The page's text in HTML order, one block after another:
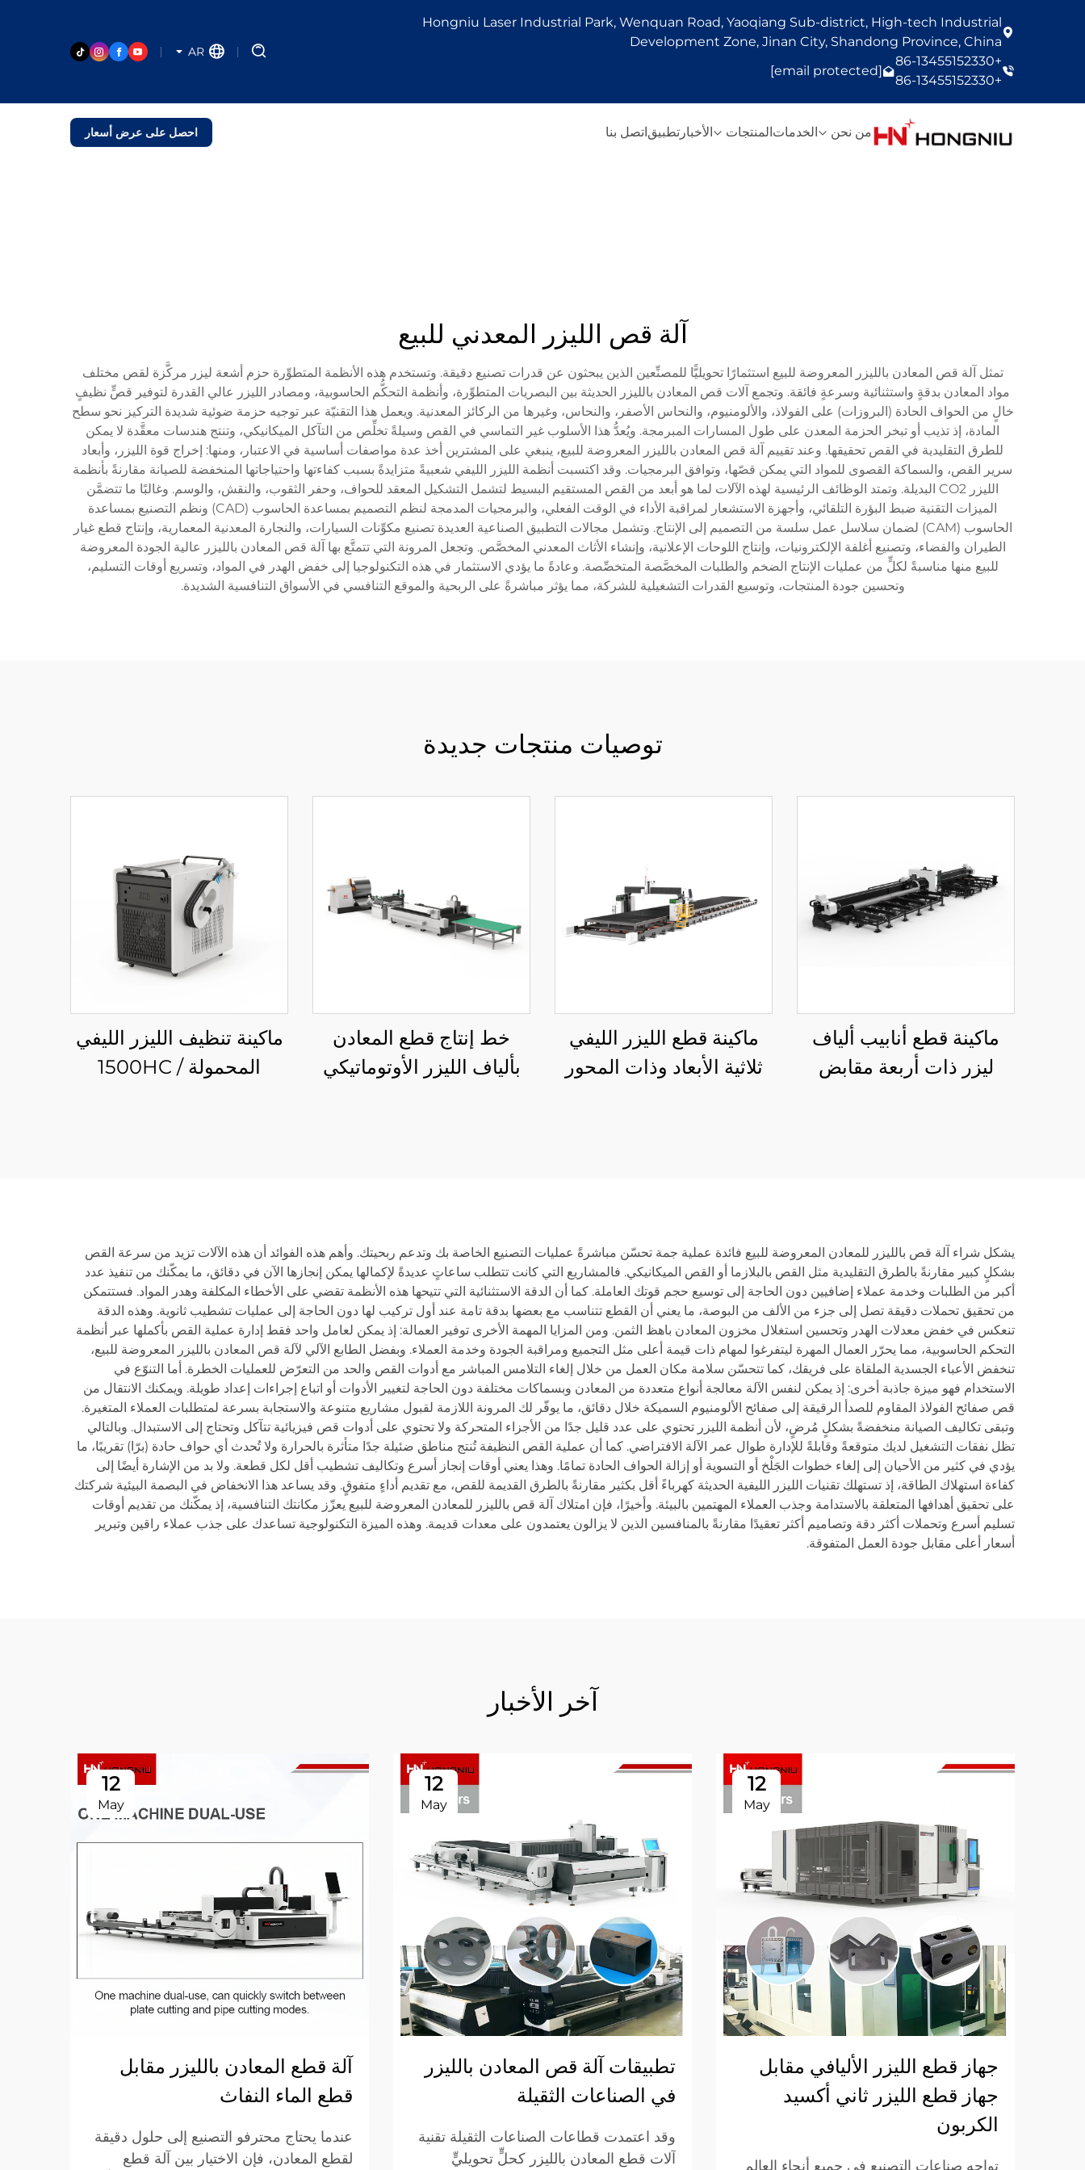
Hongniu Laser Industrial Park, Wenquan Road, Yaoqiang Sub-district, High-tech Industrial
Development Zone, Jinan City, Shandong Province, China
+86-13455152330
+86-13455152330
[email protected]
AR
من نحن الخدماتالمنتجات الأخبار تطبيقاتصل بنا احصل على عرض أسعار
آلة قص الليزر المعدني للبيع
تمثل آلة قص المعادن بالليزر المعروضة للبيع استثمارًا تحويليًّا للمصنِّعين الذين يبحثون عن قدرات تصنيع دقيقة. وتستخدم هذه الأنظمة المتطوِّرة حزم أشعة ليزر مركَّزة لقص مختلف
مواد المعادن بدقةٍ واستثنائية وسرعةٍ فائقة. وتجمع آلات قص المعادن بالليزر الحديثة بين البصريات المتطوِّرة، وأنظمة التحكُّم الحاسوبية، ومصادر الليزر عالي القدرة لتوفير قصٍّ نظيفٍ
خالٍ من الحواف الحادة (البروزات) على الفولاذ، والألومنيوم، والنحاس الأصفر، والنحاس، وغيرها من الركائز المعدنية. ويعمل هذا التقنيّة عبر توجيه حزمة ضوئية شديدة التركيز نحو سطح
المادة، إذ تذيب أو تبخر الحزمة المعدن على طول المسارات المبرمجة. ويُعدُّ هذا الأسلوب غير التماسي في القص وسيلةً تخلِّص من التآكل الميكانيكي، وتنتج هندسات معقَّدة لا يمكن
للطرق التقليدية في القص تحقيقها. وعند تقييم آلة قص المعادن بالليزر المعروضة للبيع، ينبغي على المشترين أخذ عدة مواصفات أساسية في الاعتبار، ومنها: إخراج قوة الليزر، وأبعاد
سرير القص، والسماكة القصوى للمواد التي يمكن قصّها، وتوافق البرمجيات. وقد اكتسبت أنظمة الليزر الليفي شعبيةً متزايدةً بسبب كفاءتها واحتياجاتها المنخفضة للصيانة مقارنةً بأنظمة
الليزر CO2 البديلة. وتمتد الوظائف الرئيسية لهذه الآلات لما هو أبعد من القص المستقيم البسيط لتشمل التشكيل المعقد للحواف، وحفر الثقوب، والنقش، والوسم. وغالبًا ما تتضمَّن
الميزات التقنية ضبط البؤرة التلقائي، وأجهزة الاستشعار لمراقبة الأداء في الوقت الفعلي، والبرمجيات المدمجة لنظم التصميم بمساعدة الحاسوب (CAD) ونظم التصنيع بمساعدة
الحاسوب (CAM) لضمان سلاسل عمل سلسة من التصميم إلى الإنتاج. وتشمل مجالات التطبيق الصناعية العديدة تصنيع مكوِّنات السيارات، والنجارة المعدنية المعمارية، وإنتاج قطع غيار
الطيران والفضاء، وتصنيع أغلفة الإلكترونيات، وإنتاج اللوحات الإعلانية، وإنشاء الأثاث المعدني المخصَّص. وتجعل المرونة التي تتمتَّع بها آلة قص المعادن بالليزر عالية الجودة المعروضة
للبيع منها مناسبةً لكلٍّ من عمليات الإنتاج الضخم والطلبات المخصَّصة المتخصِّصة. وعادةً ما يؤدي الاستثمار في هذه التكنولوجيا إلى خفض الهدر في المواد، وتسريع أوقات التسليم،
وتحسين جودة المنتجات، وتوسيع القدرات التشغيلية للشركة، مما يؤثر مباشرةً على الربحية والموقع التنافسي في الأسواق التنافسية الشديدة.
توصيات منتجات جديدة
ماكينة قطع أنابيب ألياف
ليزر ذات أربعة مقابض
ماكينة قطع الليزر الليفي
ثلاثية الأبعاد وذات المحور
خط إنتاج قطع المعادن
بألياف الليزر الأوتوماتيكي
ماكينة تنظيف الليزر الليفي
المحمولة 1500HC /
يشكل شراء آلة قص بالليزر للمعادن المعروضة للبيع فائدة عملية جمة تحسّن مباشرةً عمليات التصنيع الخاصة بك وتدعم ربحيتك. وأهم هذه الفوائد أن هذه الآلات تزيد من سرعة القص
بشكلٍ كبير مقارنةً بالطرق التقليدية مثل القص بالبلازما أو القص الميكانيكي. فالمشاريع التي كانت تتطلب ساعاتٍ عديدةً لإكمالها يمكن إنجازها الآن في دقائق، ما يمكّنك من تنفيذ عدد
أكبر من الطلبات وخدمة عملاء إضافيين دون الحاجة إلى توسيع حجم قوتك العاملة. كما أن الدقة الاستثنائية التي تتيحها هذه الأنظمة تقضي على الأخطاء المكلفة وهدر المواد. فستتمكن
من تحقيق تحملات دقيقة تصل إلى جزء من الألف من البوصة، ما يعني أن القطع تتناسب مع بعضها بدقة تامة عند أول تركيب لها دون الحاجة إلى عمليات تشطيب ثانوية. وهذه الدقة
تنعكس في خفض معدلات الهدر وتحسين استغلال مخزون المعادن باهظ الثمن. ومن المزايا المهمة الأخرى توفير العمالة: إذ يمكن لعامل واحد فقط إدارة عملية القص بأكملها عبر أنظمة
التحكم الحاسوبية، مما يحرّر العمال المهرة ليتفرغوا لمهام ذات قيمة أعلى مثل التجميع ومراقبة الجودة وخدمة العملاء. وبفضل الطابع الآلي لآلة قص المعادن بالليزر المعروضة للبيع،
تنخفض الأعباء الجسدية الملقاة على فريقك، كما تتحسّن سلامة مكان العمل من خلال إلغاء التلامس المباشر مع أدوات القص والحد من التعرّض للعمليات الخطرة. أما التنوّع في
الاستخدام فهو ميزة جاذبة أخرى: إذ يمكن لنفس الآلة معالجة أنواع متعددة من المعادن وبسماكات مختلفة دون الحاجة لتغيير الأدوات أو اتباع إجراءات إعداد طويلة. ويمكنك الانتقال من
قص صفائح الفولاذ المقاوم للصدأ الرقيقة إلى صفائح الألومنيوم السميكة خلال دقائق، ما يوفّر لك المرونة اللازمة لقبول مشاريع متنوعة والاستجابة بسرعة لمتطلبات العملاء المتغيرة.
وتبقى تكاليف الصيانة منخفضةً بشكلٍ مُرضٍ، لأن أنظمة الليزر تحتوي على عدد قليل جدًا من الأجزاء المتحركة ولا تحتوي على أدوات قص فيزيائية تتآكل وتحتاج إلى الاستبدال. وبالتالي
تظل نفقات التشغيل لديك متوقعةً وقابلةً للإدارة طوال عمر الآلة الافتراضي. كما أن عملية القص النظيفة تُنتج مناطق ضئيلة جدًا متأثرة بالحرارة ولا تُحدث أي حواف حادة (برّا) تقريبًا، ما
يؤدي في كثير من الأحيان إلى إلغاء خطوات الجَلْخ أو التسوية أو إزالة الحواف الحادة تمامًا. وهذا يعني أوقات إنجاز أسرع وتكاليف تشطيب أقل لكل قطعة. ولا بد من الإشارة أيضًا إلى
كفاءة استهلاك الطاقة، إذ تستهلك تقنيات الليزر الليفية الحديثة كهرباءً أقل بكثير مقارنةً بالطرق القديمة للقص، مع تقديم أداءٍ متفوقٍ. وقد يساعد هذا الانخفاض في البصمة البيئية شركتك
على تحقيق أهدافها المتعلقة بالاستدامة وجذب العملاء المهتمين بالبيئة. وأخيرًا، فإن امتلاك آلة قص بالليزر للمعادن المعروضة للبيع يعزّز مكانتك التنافسية، إذ يمكّنك من تقديم أوقات
تسليم أسرع وتحملات أكثر دقة وتصاميم أكثر تعقيدًا مقارنةً بالمنافسين الذين لا يزالون يعتمدون على معدات قديمة. وهذه الميزة التكنولوجية تساعدك على جذب عملاء راقين وتبرير
أسعار أعلى مقابل جودة العمل المتفوقة.
آخر الأخبار
12
May
جهاز قطع الليزر الأليافي مقابل
جهاز قطع الليزر ثاني أكسيد
الكربون
تواجه صناعات التصنيع في جميع أنحاء العالم
12
May
تطبيقات آلة قص المعادن بالليزر
في الصناعات الثقيلة
وقد اعتمدت قطاعات الصناعات الثقيلة تقنية
آلات قطع المعادن بالليزر كحلٍّ تحويليٍّ
12
May
آلة قطع المعادن بالليزر مقابل
قطع الماء النفاث
عندما يحتاج محترفو التصنيع إلى حلول دقيقة
لقطع المعادن، فإن الاختيار بين آلة قطع